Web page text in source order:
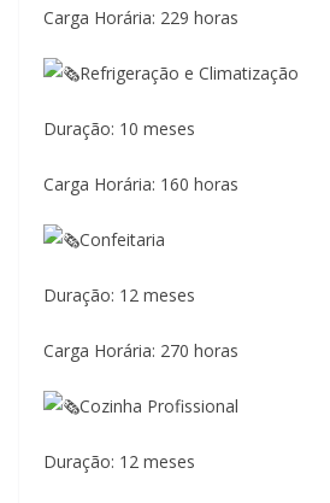
Carga Horária: 229 horas
Refrigeração e Climatização
Duração: 10 meses
Carga Horária: 160 horas
Confeitaria
Duração: 12 meses
Carga Horária: 270 horas
Cozinha Profissional
Duração: 12 meses